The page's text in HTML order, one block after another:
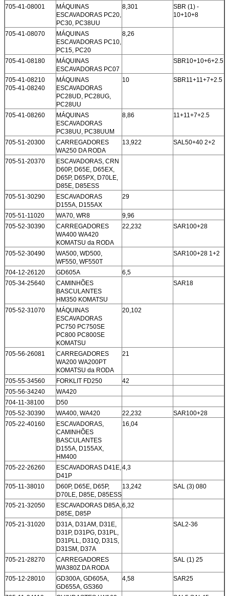
705-41-08001
MÁQUINAS
ESCAVADORAS PC20,
PC30, PC38UU
8,301
SBR (1) -
10+10+8
705-41-08070
MÁQUINAS
ESCAVADORAS PC10,
PC15, PC20
8,26
705-41-08180
MÁQUINAS
ESCAVADORAS PC07
SBR10+10+6+2.5
705-41-08210
705-41-08240
MÁQUINAS
ESCAVADORAS
PC28UD, PC28UG,
PC28UU
10 SBR11+11+7+2.5
705-41-08260
MÁQUINAS
ESCAVADORAS
PC38UU, PC38UUM
8,86 11+11+7+2.5
705-51-20300
CARREGADORES
WA250 DA RODA
13,922 SAL50+40 2+2
705-51-20370
ESCAVADORAS, CRN
D60P, D65E, D65EX,
D65P, D65PX, D70LE,
D85E, D85ESS
705-51-30290
ESCAVADORAS
D155A, D155AX
29
705-51-11020 WA70, WR8
9,96
705-52-30390
CARREGADORES
WA400 WA420
KOMATSU da RODA
22,232 SAR100+28
705-52-30490
WA500, WD500,
WF550, WF550T
SAR100+28 1+2
704-12-26120 GD605A
6,5
705-34-25640
CAMINHÕES
BASCULANTES
HM350 KOMATSU
SAR18
705-52-31070
MÁQUINAS
ESCAVADORAS
PC750 PC750SE
PC800 PC800SE
KOMATSU
20,102
705-56-26081
CARREGADORES
WA200 WA200PT
KOMATSU da RODA
21
705-55-34560 FORKLIT FD250
42
705-56-34240
WA420
704-11-38100
D50
705-52-30390
WA400, WA420 22,232
SAR100+28
705-22-40160
ESCAVADORAS,
CAMINHÕES
BASCULANTES
D155A, D155AX,
HM400
16,04
705-22-26260
ESCAVADORAS D41E,
D41P
4,3
705-11-38010
D60P, D65E, D65P,
D70LE, D85E, D85ESS
13,242 SAL (3) 080
705-21-32050
ESCAVADORAS D85A,
D85E, D85P
6,32
705-21-31020
D31A, D31AM, D31E,
D31P, D31PG, D31PL,
D31PLL, D31Q, D31S,
D31SM, D37A
SAL2-36
705-21-28270
CARREGADORES
WA380Z DA RODA
SAL (1) 25
705-12-28010
GD300A, GD605A,
GD655A, GS360
4,58 SAR25